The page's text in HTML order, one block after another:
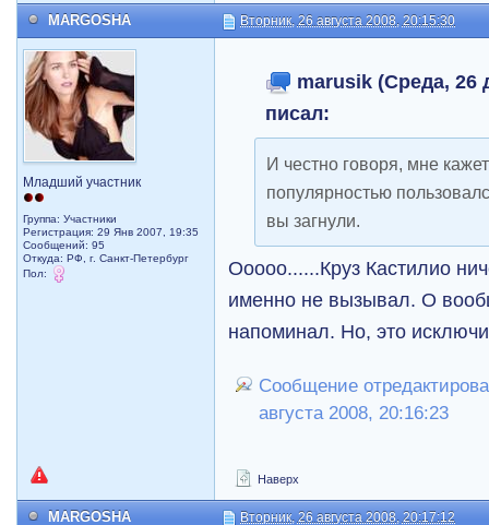
MARGOSHA Вторник, 26 августа 2008, 20:15:30
Младший участник
Группа: Участники
Регистрация: 29 Янв 2007, 19:35
Сообщений: 95
Откуда: РФ, г. Санкт-Петербург
Пол:
marusik (Среда, 26
писал:
И честно говоря, мне
популярностью
вы загнули.
Ооооо......Круз Кастилио
именно не вызывал. О
напоминал. Но, это
Сообщение
августа 2008, 20:16:23
Наверх
MARGOSHA Вторник, 26 августа 2008, 20:17:12